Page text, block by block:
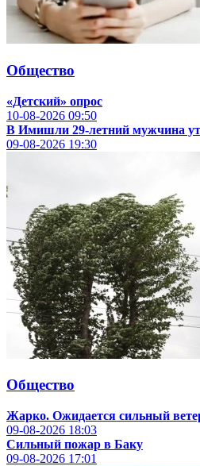
Общество
«Детский» опрос
10-08-2026 09:50
В Имишли 29-летний мужчина
09-08-2026 19:30
Общество
Жарко. Ожидается сильный
09-08-2026 18:03
Сильный пожар в Баку
09-08-2026 17:01